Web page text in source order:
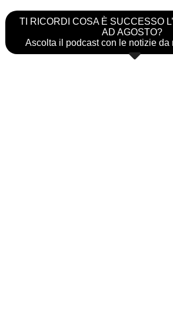
TI RICORDI COSA È SUCCESSO
AD AGOSTO?
Ascolta il podcast con le notizie da